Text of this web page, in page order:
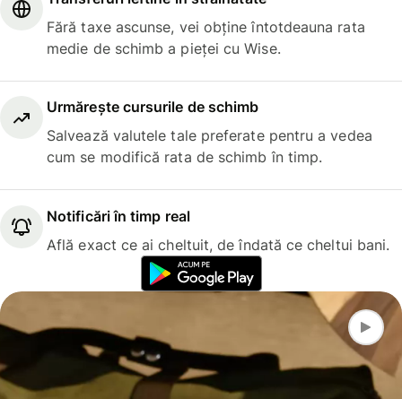
Fără taxe ascunse, vei obține întotdeauna rata
medie de schimb a pieței cu Wise.
Urmărește cursurile de schimb
Salvează valutele tale preferate pentru a vedea
cum se modifică rata de schimb în timp.
Notificări în timp real
Află exact ce ai cheltuit, de îndată ce cheltui bani.